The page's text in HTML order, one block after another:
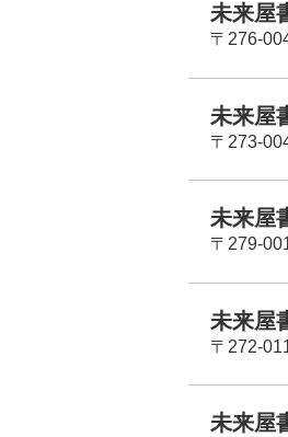
未来屋
〒276-
未来屋
〒273-
未来屋
〒279-
未来屋
〒272-
未来屋